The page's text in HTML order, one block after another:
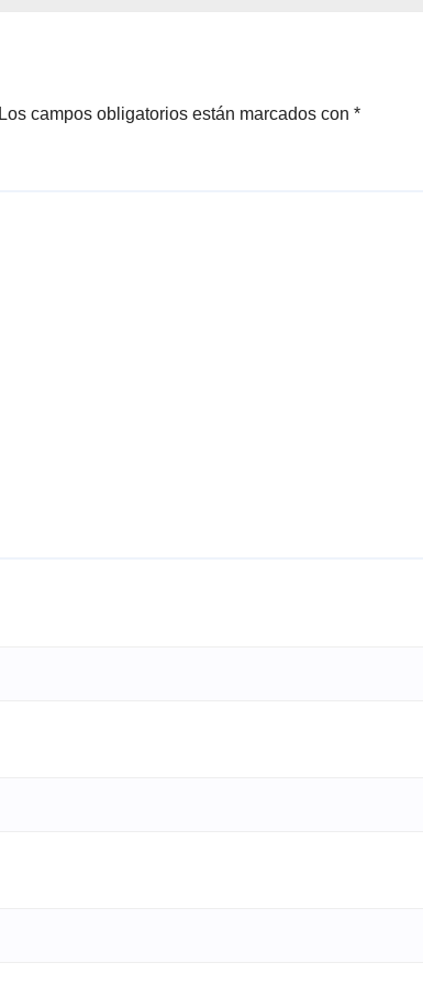
Los campos obligatorios están marcados con *